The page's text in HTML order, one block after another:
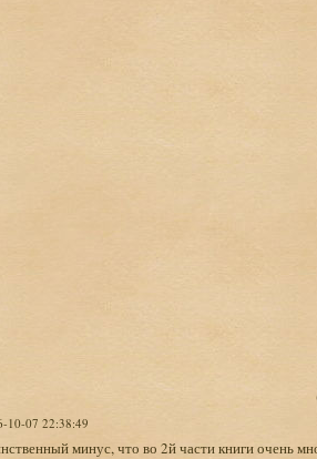
10-07 22:38:49
минус, что во 2й части книги очень